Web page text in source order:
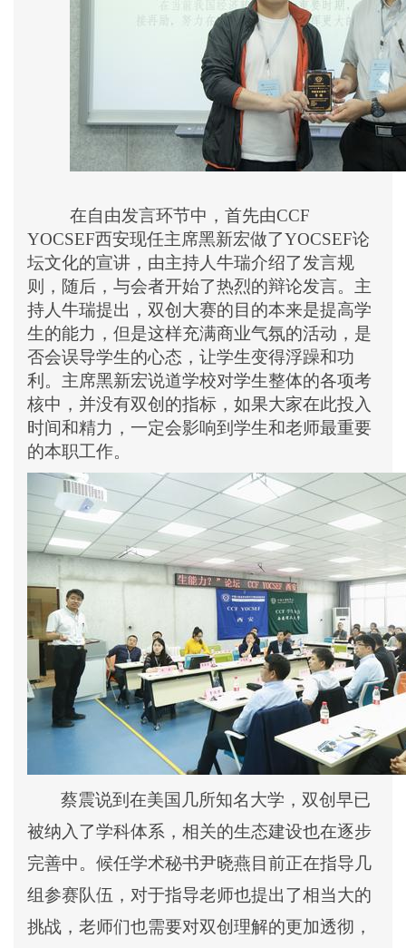
在自由发言环节中，首先由CCF
YOCSEF西安现任主席黑新宏做了YOCSEF论
坛文化的宣讲，由主持人牛瑞介绍了发言规
则，随后，与会者开始了热烈的辩论发言。主
持人牛瑞提出，双创大赛的目的本来是提高学
生的能力，但是这样充满商业气氛的活动，是
否会误导学生的心态，让学生变得浮躁和功
利。主席黑新宏说道学校对学生整体的各项考
核中，并没有双创的指标，如果大家在此投入
时间和精力，一定会影响到学生和老师最重要
的本职工作。
蔡震说到在美国几所知名大学，双创早已
被纳入了学科体系，相关的生态建设也在逐步
完善中。候任学术秘书尹晓燕目前正在指导几
组参赛队伍，对于指导老师也提出了相当大的
挑战，老师们也需要对双创理解的更加透彻，